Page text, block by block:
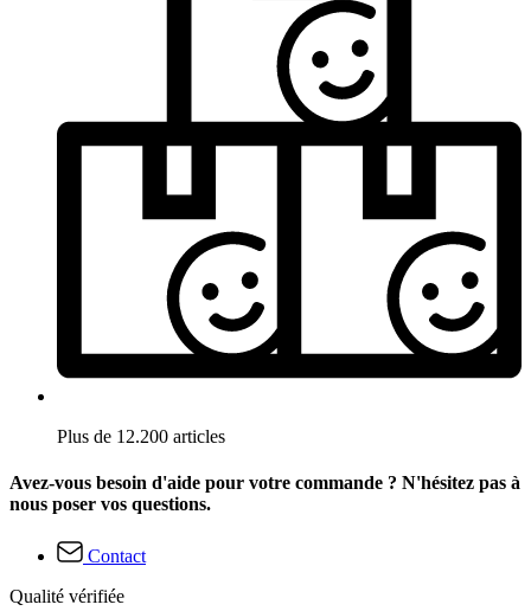
Plus de 12.200 articles
Avez-vous besoin d'aide pour votre commande ? N'hésitez pas à
nous poser vos questions.
Contact
Qualité vérifiée